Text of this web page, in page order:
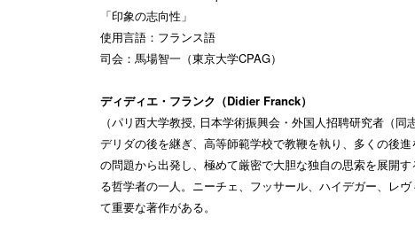
「印象の志向性」
使用言語：フランス語
司会：馬場智一（東京大学CPAG）
ディディエ・フランク（Didier Franck）
（パリ西大学教授, 日本学術振興会・外国人招聘研究者（同
デリダの後を継ぎ、高等師範学校で教鞭を執り、多くの後
の問題から出発し、極めて厳密で大胆な独自の思索を展開
る哲学者の一人。ニーチェ、フッサール、ハイデガー、レ
て重要な著作がある。